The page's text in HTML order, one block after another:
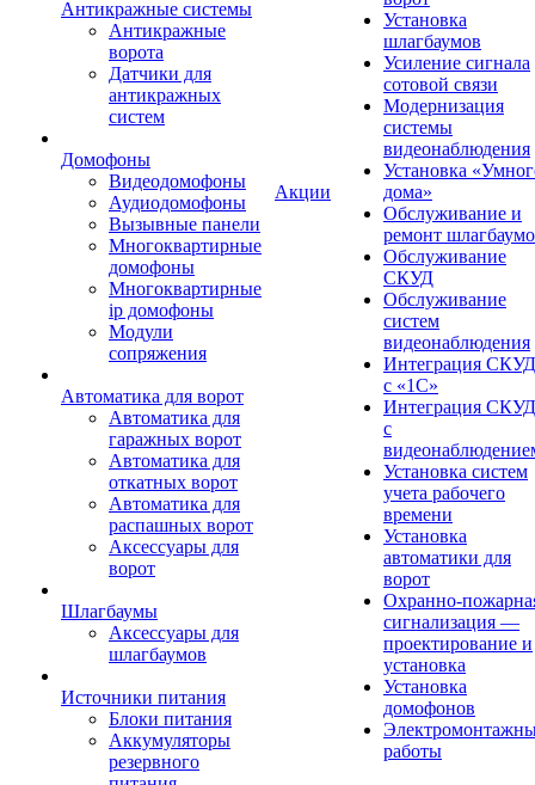
Антикражные системы
Антикражные
ворота
Датчики для
антикражных
систем
Домофоны
Видеодомофоны
Аудиодомофоны
Вызывные панели
Многоквартирные
домофоны
Многоквартирные
ip домофоны
Модули
сопряжения
Автоматика для ворот
Автоматика для
гаражных ворот
Автоматика для
откатных ворот
Автоматика для
распашных ворот
Аксессуары для
ворот
Шлагбаумы
Аксессуары для
шлагбаумов
Источники питания
Блоки питания
Аккумуляторы
резервного
Акции
Установка
шлагбаумов
Усиление сигнала
сотовой связи
Модернизация
системы
видеонаблюдения
Установка
дома»
Обслуживание и
ремонт
Обслуживание
СКУД
Обслуживание
систем
видеонаблюдения
Интеграция СКУД
с «1С»
Интеграция СКУД
с
Установка систем
учета рабочего
времени
Установка
автоматики для
ворот
Охранно-
сигнализация —
проектирование и
установка
Установка
домофонов
работы